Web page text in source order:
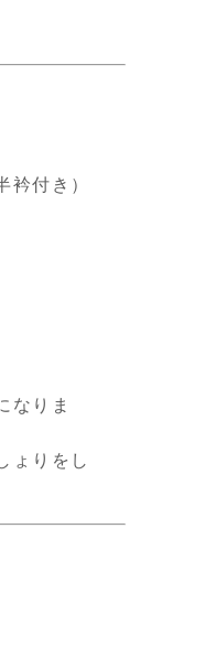
付き）
なりま
ょりをし